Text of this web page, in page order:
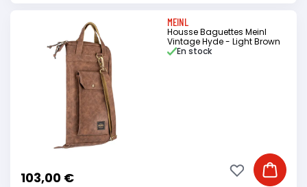
MEINL
Housse Baguettes Meinl
Vintage Hyde - Light Brown
103,00 €
En stock
Ajouter
Ajouter à ma